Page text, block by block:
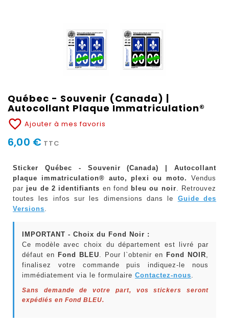
Québec - Souvenir (Canada) |
Autocollant Plaque Immatriculation®
favorite_border Ajouter à mes favoris
6,00 € TTC
Sticker Québec - Souvenir (Canada) | Autocollant
plaque immatriculation® auto, plexi ou moto.
Vendus
par jeu de 2 identifiants en fond bleu ou noir. Retrouvez
toutes les infos sur les dimensions dans le Guide des
Versions.
IMPORTANT - Choix du Fond Noir :
Ce modèle avec choix du département est livré par
défaut en Fond BLEU. Pour l`obtenir en Fond NOIR,
finalisez votre commande puis indiquez-le nous
immédiatement via le formulaire Contactez-nous.
Sans demande de votre part, vos stickers seront
expédiés en Fond BLEU.